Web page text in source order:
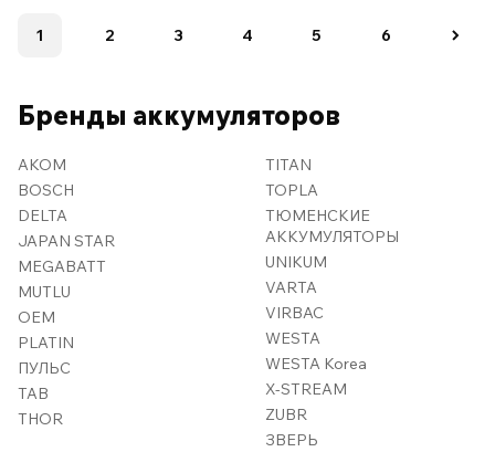
1 2 3 4 5 6
Бренды аккумуляторов
AKOM
BOSCH
DELTA
JAPAN STAR
MEGABATT
MUTLU
OEM
PLATIN
ПУЛЬС
TAB
THOR
TITAN
TOPLA
ТЮМЕНСКИЕ
АККУМУЛЯТОРЫ
UNIKUM
VARTA
VIRBAC
WESTA
WESTA Korea
X-STREAM
ZUBR
ЗВЕРЬ